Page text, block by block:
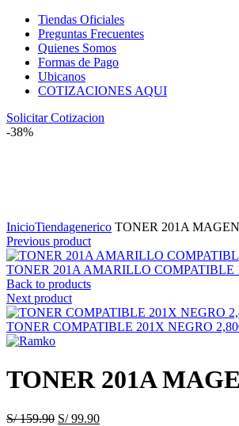
Tiendas Oficiales
Preguntas Frecuentes
Quienes Somos
Formas de Pago
Ubicanos
COTIZACIONES AQUI
Solicitar Cotizacion
-38%
InicioTiendagenerico TONER 201A
Previous product
TONER 201A AMARILLO COMPATIBLE
Back to products
Next product
TONER COMPATIBLE 201X NEGRO
TONER 201A
S/159.90 S/99.90